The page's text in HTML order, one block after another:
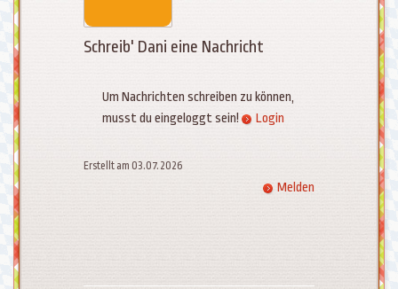
Schreib' Dani eine Nachricht
Um Nachrichten schreiben zu können,
musst du eingeloggt sein!
Login
Erstellt am 03.07.2026
Melden